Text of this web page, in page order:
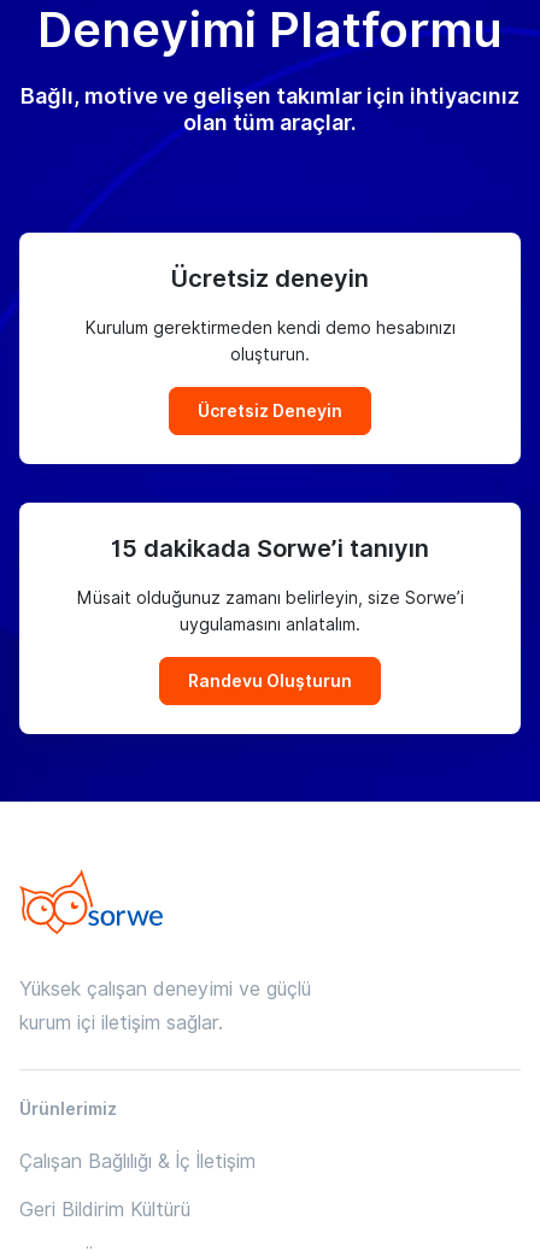
Deneyimi Platformu
Bağlı, motive ve gelişen takımlar için ihtiyacınız
olan tüm araçlar.
Ücretsiz deneyin
Kurulum gerektirmeden kendi demo hesabınızı
oluşturun.
Ücretsiz Deneyin
15 dakikada Sorwe’i tanıyın
Müsait olduğunuz zamanı belirleyin, size Sorwe’i
uygulamasını anlatalım.
Randevu Oluşturun
Yüksek çalışan deneyimi ve güçlü
kurum içi iletişim sağlar.
Ürünlerimiz
Çalışan Bağlılığı & İç İletişim
Geri Bildirim Kültürü